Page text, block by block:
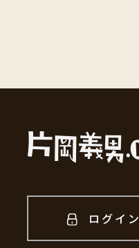
ログイン